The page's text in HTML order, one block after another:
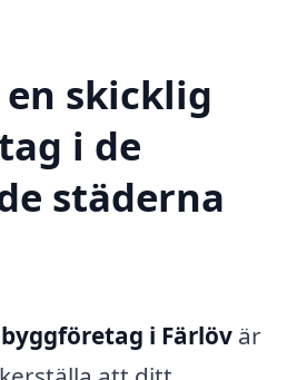
skicklig
i de
städerna
byggföretag i Färlöv är